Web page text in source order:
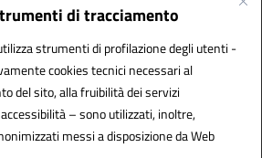
di tracciamento
strumenti di profilazione degli utenti -
cookies tecnici necessari al
del sito, alla fruibilità dei servizi
– sono utilizzati, inoltre,
messi a disposizione da Web
(PEC):saps08000t@pec.istruzione.it
Amministrazioni (IPA): istsc_saps08000t
(CUF): UFC29W